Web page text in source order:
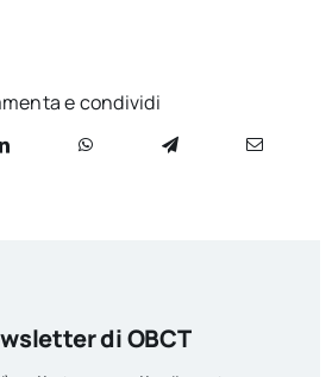
e condividi
di OBCT